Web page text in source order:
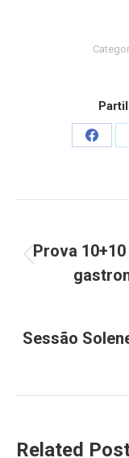
Share
Prova
Sessão
Related